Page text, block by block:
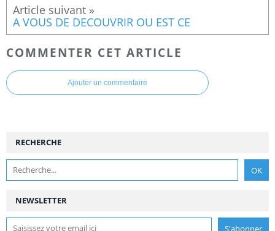
A VOUS DE DECOUVRIR OU EST CE
COMMENTER CET ARTICLE
Ajouter un commentaire
NEWSLETTER
RECHERCHE